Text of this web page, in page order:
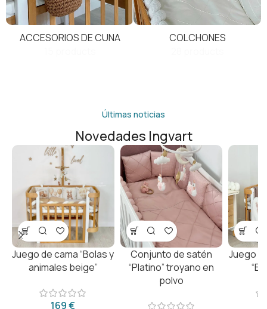
ACCESORIOS DE CUNA
COLCHONES
Últimas noticias
Novedades Ingvart
Juego de cama “Bolas y
animales beige”
€
Conjunto de satén
“Platino” troyano en
polvo
Juego
“El